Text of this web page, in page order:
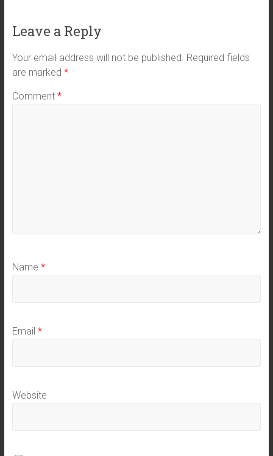
Leave a Reply
Your email address will not be published. Required fields
are marked *
Comment *
Name *
Email *
Website